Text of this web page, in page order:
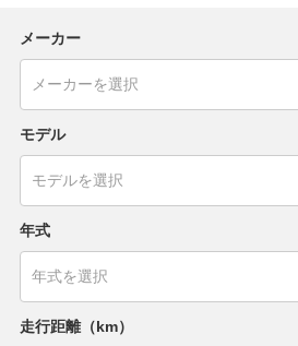
メーカー
モデル
年式
走行距離（km）